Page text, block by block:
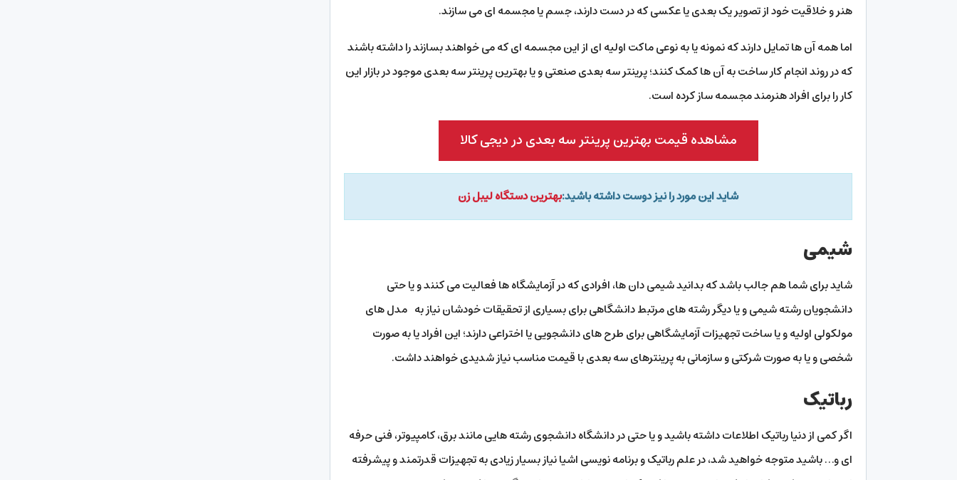
هنر و خلاقیت خود از تصویر یک بعدی یا عکسی که در دست دارند، جسم یا مجسمه ای می سازند.
اما همه آن ها تمایل دارند که نمونه یا به نوعی ماکت اولیه ای از این مجسمه ای که می خواهند بسازند را داشته باشند
که در روند انجام کار ساخت به آن ها کمک کنند؛ پرینتر سه بعدی صنعتی و یا بهترین پرینتر سه بعدی موجود در بازار این
کار را برای افراد هنرمند مجسمه ساز کرده است.
مشاهده قیمت بهترین پرینتر سه بعدی در دیجی کالا
شاید این مورد را نیز دوست داشته باشید:بهترین دستگاه لیبل زن
شیمی
شاید برای شما هم جالب باشد که بدانید شیمی دان ها، افرادی که در آزمایشگاه ها فعالیت می کنند و یا حتی
دانشجویان رشته شیمی و یا دیگر رشته های مرتبط دانشگاهی برای بسیاری از تحقیقات خودشان نیاز به مدل های
مولکولی اولیه و یا ساخت تجهیزات آزمایشگاهی برای طرح های دانشجویی یا اختراعی دارند؛ این افراد یا به صورت
شخصی و یا به صورت شرکتی و سازمانی به پرینترهای سه بعدی با قیمت مناسب نیاز شدیدی خواهند داشت.
رباتیک
اگر کمی از دنیا رباتیک اطلاعات داشته باشید و یا حتی در دانشگاه دانشجوی رشته هایی مانند برق،‌ کامپیوتر، فنی حرفه
ای و… باشید متوجه خواهید شد، در علم رباتیک و برنامه نویسی اشیا نیاز بسیار زیادی به تجهیزات قدرتمند و پیشرفته